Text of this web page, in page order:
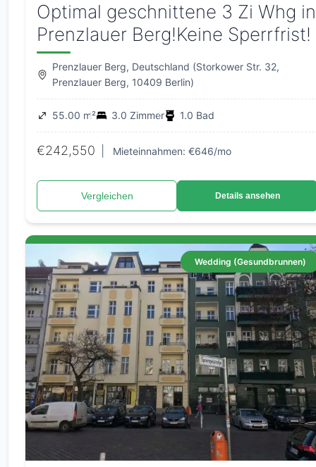
Optimal geschnittene 3 Zi Whg in
Prenzlauer Berg!Keine Sperrfrist!
Prenzlauer Berg, Deutschland (Storkower Str. 32,
Prenzlauer Berg, 10409 Berlin)
55.00 m² 3.0 Zimmer 1.0 Bad
€242,550 Mieteinnahmen: €646/mo
Vergleichen Details ansehen
Wedding (Gesundbrunnen)